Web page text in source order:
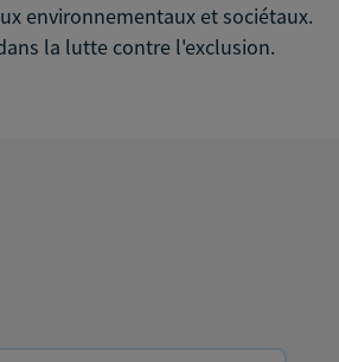
environnementaux et sociétaux.
la lutte contre l'exclusion.